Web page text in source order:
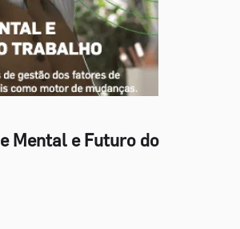
Mental e Futuro do